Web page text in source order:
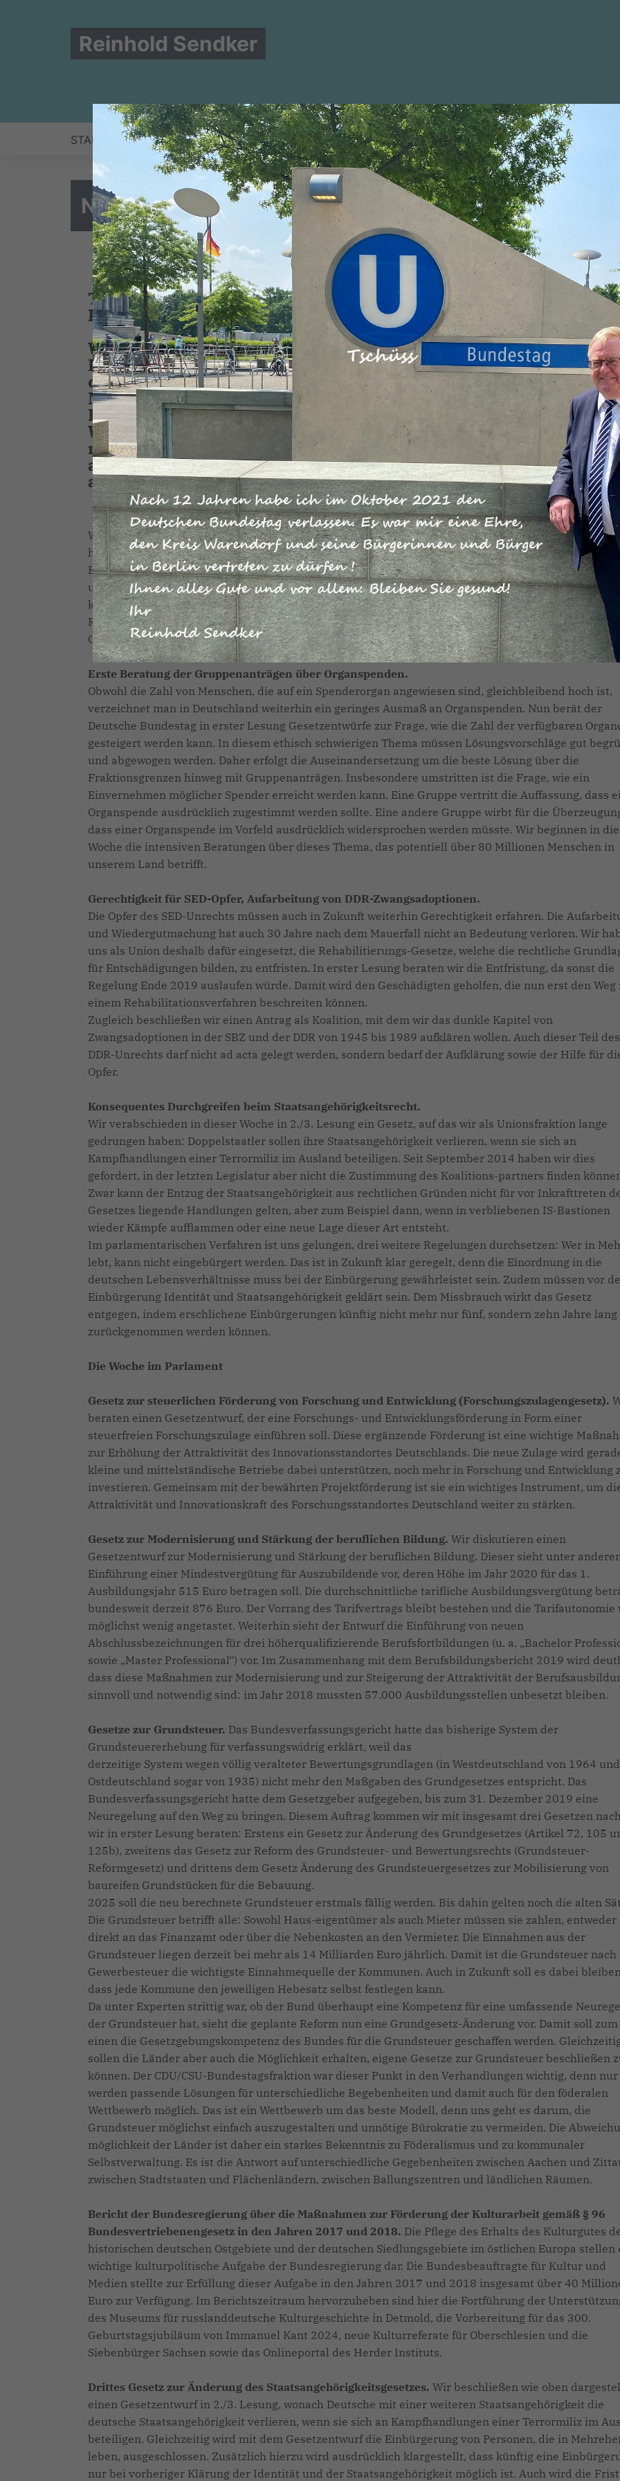
Reinhold Sendker
START NEWS ZUR PERSON BERLIN WAHLKREIS POSITIONEN BILDER NEWSLETTER
NEUES AUS DER PARLAMENTSWOCHE
Trauer und Entschlossenheit leiten uns nach Mord an Walter
Lübcke.
Walter Lübcke, der Regierungspräsident des
Kassel, wurde am 2. Juni 2019 ermordet. Nach dem jetzigen
der Ermittlungen stammt der Täter aus dem rechtsextremen
Milieu. Wir trauern um Walter Lübcke. Unser Mitgefühl gilt
Familie, den Angehörigen und Freunden.
Wir erwarten und vertrauen darauf, dass die
mit dem Generalbundesanwalt an der Spitze die Tat umfassend
aufklären und die Frage beantworten, ob noch weitere
an der Tat und der Vorbereitung beteiligt waren.
Walter Lübcke war Repräsentant unseres Staates. Er war langjähriges und engagiertes Mitglied der
hessischen CDU. Neben das Entsetzen, das der kaltblütige Mord in uns hervorruft, tritt nun unsere
Entschlossenheit. Die in rechtsextremen Kreisen kursierenden Reaktionen auf sein Handeln als
und seinen Tod sind für uns völlig inakzeptabel, wir weisen sie auf das Schärfste zurück. Wir dulden
keinen Angriff von Rechtsextremen auf unser Gemeinwesen. Wir werden uns dem mit der Härte des
Rechtsstaates entgegenstellen. Das sind wir Walter Lübcke und unserer freiheitlichen
Grundordnung in Deutschland schuldig.
Erste Beratung der Gruppenanträgen über Organspenden.
Obwohl die Zahl von Menschen, die auf ein Spenderorgan angewiesen sind, gleichbleibend hoch ist,
verzeichnet man in Deutschland weiterhin ein geringes Ausmaß an Organspenden. Nun berät der
Deutsche Bundestag in erster Lesung Gesetzentwürfe zur Frage, wie die Zahl der verfügbaren
gesteigert werden kann. In diesem ethisch schwierigen Thema müssen Lösungsvorschläge gut
und abgewogen werden. Daher erfolgt die Auseinandersetzung um die beste Lösung über die
Fraktionsgrenzen hinweg mit Gruppenanträgen. Insbesondere umstritten ist die Frage, wie ein
Einvernehmen möglicher Spender erreicht werden kann. Eine Gruppe vertritt die Auffassung, dass
Organspende ausdrücklich zugestimmt werden sollte. Eine andere Gruppe wirbt für die
dass einer Organspende im Vorfeld ausdrücklich widersprochen werden müsste. Wir beginnen in
Woche die intensiven Beratungen über dieses Thema, das potentiell über 80 Millionen Menschen in
unserem Land betrifft.
Gerechtigkeit für SED-Opfer, Aufarbeitung von DDR-Zwangsadoptionen.
Die Opfer des SED-Unrechts müssen auch in Zukunft weiterhin Gerechtigkeit erfahren. Die
und Wiedergutmachung hat auch 30 Jahre nach dem Mauerfall nicht an Bedeutung verloren. Wir
uns als Union deshalb dafür eingesetzt, die Rehabilitierungs-Gesetze, welche die rechtliche
für Entschädigungen bilden, zu entfristen. In erster Lesung beraten wir die Entfristung, da sonst die
Regelung Ende 2019 auslaufen würde. Damit wird den Geschädigten geholfen, die nun erst den Weg
einem Rehabilitationsverfahren beschreiten können.
Zugleich beschließen wir einen Antrag als Koalition, mit dem wir das dunkle Kapitel von
Zwangsadoptionen in der SBZ und der DDR von 1945 bis 1989 aufklären wollen. Auch dieser Teil des
DDR-Unrechts darf nicht ad acta gelegt werden, sondern bedarf der Aufklärung sowie der Hilfe für
Opfer.
Konsequentes Durchgreifen beim Staatsangehörigkeitsrecht.
Wir verabschieden in dieser Woche in 2./3. Lesung ein Gesetz, auf das wir als Unionsfraktion lange
gedrungen haben: Doppelstaatler sollen ihre Staatsangehörigkeit verlieren, wenn sie sich an
Kampfhandlungen einer Terrormiliz im Ausland beteiligen. Seit September 2014 haben wir dies
gefordert, in der letzten Legislatur aber nicht die Zustimmung des Koalitions-partners finden
Zwar kann der Entzug der Staatsangehörigkeit aus rechtlichen Gründen nicht für vor Inkrafttreten
Gesetzes liegende Handlungen gelten, aber zum Beispiel dann, wenn in verbliebenen IS-Bastionen
wieder Kämpfe aufflammen oder eine neue Lage dieser Art entsteht.
Im parlamentarischen Verfahren ist uns gelungen, drei weitere Regelungen durchsetzen: Wer in
lebt, kann nicht eingebürgert werden. Das ist in Zukunft klar geregelt, denn die Einordnung in die
deutschen Lebensverhältnisse muss bei der Einbürgerung gewährleistet sein. Zudem müssen vor
Einbürgerung Identität und Staatsangehörigkeit geklärt sein. Dem Missbrauch wirkt das Gesetz
entgegen, indem erschlichene Einbürgerungen künftig nicht mehr nur fünf, sondern zehn Jahre lang
zurückgenommen werden können.
Die Woche im Parlament
Gesetz zur steuerlichen Förderung von Forschung und Entwicklung (Forschungszulagengesetz).
beraten einen Gesetzentwurf, der eine Forschungs- und Entwicklungsförderung in Form einer
steuerfreien Forschungszulage einführen soll. Diese ergänzende Förderung ist eine wichtige
zur Erhöhung der Attraktivität des Innovationsstandortes Deutschlands. Die neue Zulage wird
kleine und mittelständische Betriebe dabei unterstützen, noch mehr in Forschung und Entwicklung
investieren. Gemeinsam mit der bewährten Projektförderung ist sie ein wichtiges Instrument, um
Attraktivität und Innovationskraft des Forschungsstandortes Deutschland weiter zu stärken.
Gesetz zur Modernisierung und Stärkung der beruflichen Bildung. Wir diskutieren einen
Gesetzentwurf zur Modernisierung und Stärkung der beruflichen Bildung. Dieser sieht unter
Einführung einer Mindestvergütung für Auszubildende vor, deren Höhe im Jahr 2020 für das 1.
Ausbildungsjahr 515 Euro betragen soll. Die durchschnittliche tarifliche Ausbildungsvergütung
bundesweit derzeit 876 Euro. Der Vorrang des Tarifvertrags bleibt bestehen und die Tarifautonomie
möglichst wenig angetastet. Weiterhin sieht der Entwurf die Einführung von neuen
Abschlussbezeichnungen für drei höherqualifizierende Berufsfortbildungen (u. a. „Bachelor
sowie „Master Professional“) vor. Im Zusammenhang mit dem Berufsbildungsbericht 2019 wird
dass diese Maßnahmen zur Modernisierung und zur Steigerung der Attraktivität der
sinnvoll und notwendig sind: im Jahr 2018 mussten 57.000 Ausbildungsstellen unbesetzt bleiben.
Gesetze zur Grundsteuer. Das Bundesverfassungsgericht hatte das bisherige System der
Grundsteuererhebung für verfassungswidrig erklärt, weil das
derzeitige System wegen völlig veralteter Bewertungsgrundlagen (in Westdeutschland von 1964
Ostdeutschland sogar von 1935) nicht mehr den Maßgaben des Grundgesetzes entspricht. Das
Bundesverfassungsgericht hatte dem Gesetzgeber aufgegeben, bis zum 31. Dezember 2019 eine
Neuregelung auf den Weg zu bringen. Diesem Auftrag kommen wir mit insgesamt drei Gesetzen
wir in erster Lesung beraten: Erstens ein Gesetz zur Änderung des Grundgesetzes (Artikel 72, 105
125b), zweitens das Gesetz zur Reform des Grundsteuer- und Bewertungsrechts (Grundsteuer-
Reformgesetz) und drittens dem Gesetz Änderung des Grundsteuergesetzes zur Mobilisierung von
baureifen Grundstücken für die Bebauung.
2025 soll die neu berechnete Grundsteuer erstmals fällig werden. Bis dahin gelten noch die alten
Die Grundsteuer betrifft alle: Sowohl Haus-eigentümer als auch Mieter müssen sie zahlen, entweder
direkt an das Finanzamt oder über die Nebenkosten an den Vermieter. Die Einnahmen aus der
Grundsteuer liegen derzeit bei mehr als 14 Milliarden Euro jährlich. Damit ist die Grundsteuer nach
Gewerbesteuer die wichtigste Einnahmequelle der Kommunen. Auch in Zukunft soll es dabei
dass jede Kommune den jeweiligen Hebesatz selbst festlegen kann.
Da unter Experten strittig war, ob der Bund überhaupt eine Kompetenz für eine umfassende
der Grundsteuer hat, sieht die geplante Reform nun eine Grundgesetz-Änderung vor. Damit soll zum
einen die Gesetzgebungskompetenz des Bundes für die Grundsteuer geschaffen werden.
sollen die Länder aber auch die Möglichkeit erhalten, eigene Gesetze zur Grundsteuer beschließen
können. Der CDU/CSU-Bundestagsfraktion war dieser Punkt in den Verhandlungen wichtig, denn nur
werden passende Lösungen für unterschiedliche Begebenheiten und damit auch für den föderalen
Wettbewerb möglich. Das ist ein Wettbewerb um das beste Modell, denn uns geht es darum, die
Grundsteuer möglichst einfach auszugestalten und unnötige Bürokratie zu vermeiden. Die
möglichkeit der Länder ist daher ein starkes Bekenntnis zu Föderalismus und zu kommunaler
Selbstverwaltung. Es ist die Antwort auf unterschiedliche Gegebenheiten zwischen Aachen und
zwischen Stadtstaaten und Flächenländern, zwischen Ballungszentren und ländlichen Räumen.
Bericht der Bundesregierung über die Maßnahmen zur Förderung der Kulturarbeit gemäß § 96
Bundesvertriebenengesetz in den Jahren 2017 und 2018. Die Pflege des Erhalts des Kulturgutes
historischen deutschen Ostgebiete und der deutschen Siedlungsgebiete im östlichen Europa stellen
wichtige kulturpolitische Aufgabe der Bundesregierung dar. Die Bundesbeauftragte für Kultur und
Medien stellte zur Erfüllung dieser Aufgabe in den Jahren 2017 und 2018 insgesamt über 40
Euro zur Verfügung. Im Berichtszeitraum hervorzuheben sind hier die Fortführung der
des Museums für russlanddeutsche Kulturgeschichte in Detmold, die Vorbereitung für das 300.
Geburtstagsjubiläum von Immanuel Kant 2024, neue Kulturreferate für Oberschlesien und die
Siebenbürger Sachsen sowie das Onlineportal des Herder Instituts.
Drittes Gesetz zur Änderung des Staatsangehörigkeitsgesetzes. Wir beschließen wie oben
einen Gesetzentwurf in 2./3. Lesung, wonach Deutsche mit einer weiteren Staatsangehörigkeit die
deutsche Staatsangehörigkeit verlieren, wenn sie sich an Kampfhandlungen einer Terrormiliz im
beteiligen. Gleichzeitig wird mit dem Gesetzentwurf die Einbürgerung von Personen, die in
leben, ausgeschlossen. Zusätzlich hierzu wird ausdrücklich klargestellt, dass künftig eine
nur bei vorheriger Klärung der Identität und der Staatsangehörigkeit möglich ist. Auch wird die